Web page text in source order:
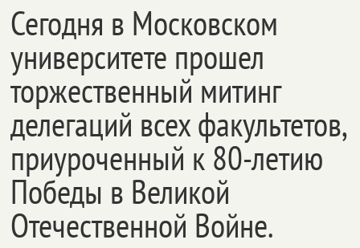
Сегодня в Московском
университете прошел
торжественный митинг
делегаций всех факультетов,
приуроченный к 80-летию
Победы в Великой
Отечественной Войне.